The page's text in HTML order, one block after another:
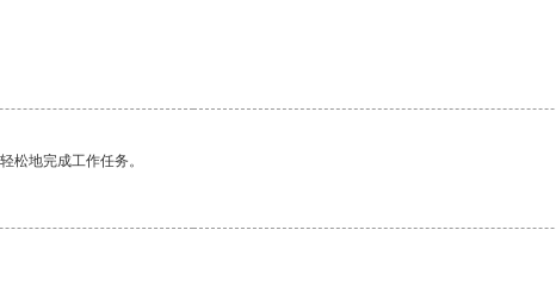
松地完成工作任务。